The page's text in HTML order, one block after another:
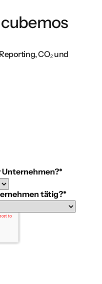
CO₂ und
*
tätig?*